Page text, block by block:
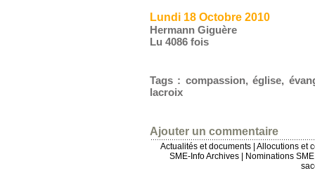
Lundi 18 Octobre 2010
Hermann Giguère
Lu 4086 fois
Tags : compassion,église,
lacroix
Ajouter un commentaire
Actualités et documents
Allocutions et
SME-Info Archives
Nominations